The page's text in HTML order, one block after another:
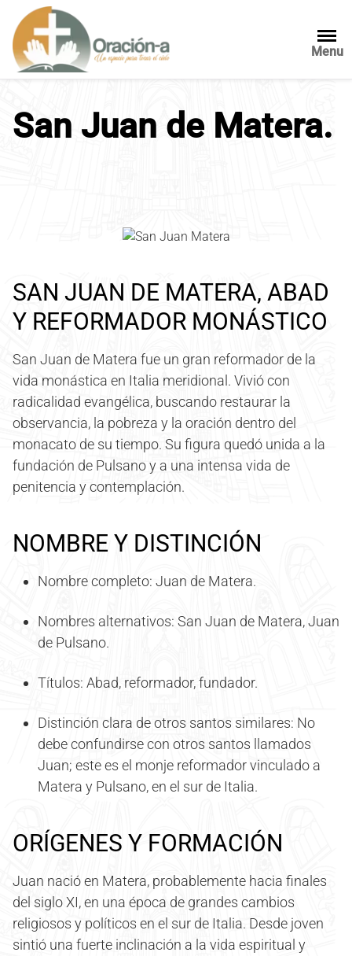
a
Menu
San Juan de Matera.
SAN JUAN DE MATERA, ABAD
Y REFORMADOR MONÁSTICO
San Juan de Matera fue un gran reformador de la
vida monástica en Italia meridional. Vivió con
radicalidad evangélica, buscando restaurar la
observancia, la pobreza y la oración dentro del
monacato de su tiempo. Su figura quedó unida a la
fundación de Pulsano y a una intensa vida de
penitencia y contemplación.
NOMBRE Y DISTINCIÓN
Nombre completo: Juan de Matera.
Nombres alternativos: San Juan de Matera, Juan
de Pulsano.
Títulos: Abad, reformador, fundador.
Distinción clara de otros santos similares: No
debe confundirse con otros santos llamados
Juan; este es el monje reformador vinculado a
Matera y Pulsano, en el sur de Italia.
ORÍGENES Y FORMACIÓN
Juan nació en Matera, probablemente hacia finales
del siglo XI, en una época de grandes cambios
religiosos y políticos en el sur de Italia. Desde joven
sintió una fuerte inclinación a la vida espiritual y